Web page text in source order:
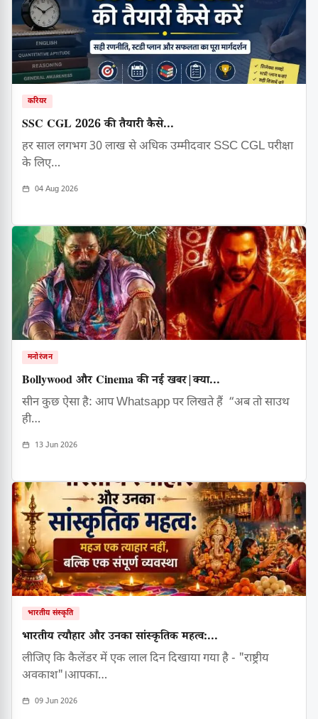
करियर
SSC CGL 2026 की तैयारी कैसे...
हर साल लगभग 30 लाख से अधिक उम्मीदवार SSC CGL परीक्षा
के लिए…
04 Aug 2026
मनोरंजन
Bollywood और Cinema की नई खबर|क्या...
सीन कुछ ऐसा है: आप Whatsapp पर लिखते हैं “अब तो साउथ
ही…
13 Jun 2026
भारतीय संस्कृति
भारतीय त्यौहार और उनका सांस्कृतिक महत्व:...
लीजिए कि कैलेंडर में एक लाल दिन दिखाया गया है - "राष्ट्रीय
अवकाश"।आपका…
09 Jun 2026